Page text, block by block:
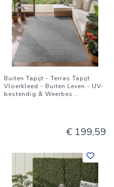
Buiten Tapijt - Terras Tapijt
Vloerkleed - Buiten Leven - UV-
bestendig & Weerbes...
€ 199,59